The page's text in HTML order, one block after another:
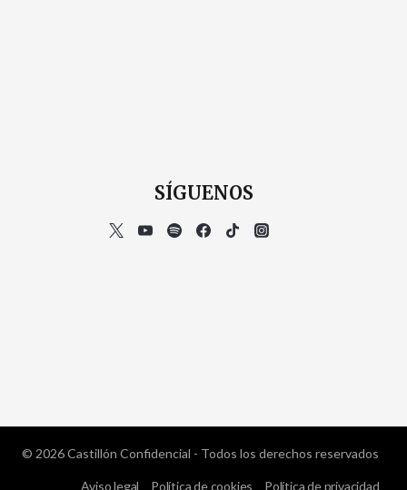
SÍGUENOS
© 2026 Castillón Confidencial - Todos los derechos reservados
Aviso legal Política de cookies Política de privacidad